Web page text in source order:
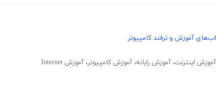
آموزش و ترفند کامپیوتر
آموزش اینترنت، آموزش رایانه، آموزش کامپیوتر، آموزش Internet